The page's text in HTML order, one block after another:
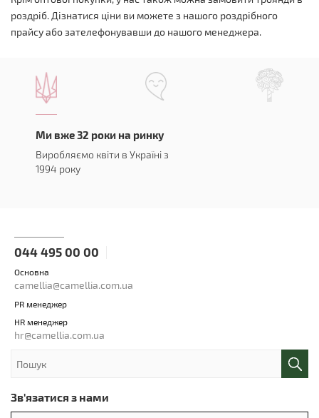
роздріб. Дізнатися ціни ви можете з нашого роздрібного
прайсу або зателефонувавши до нашого менеджера.
Ми вже 32 роки на ринку
Виробляємо квіти в Україні з
1994 року
044 495 00 00
Основна
camellia@camellia.com.ua
PR менеджер
HR менеджер
hr@camellia.com.ua
Зв'язатися з нами